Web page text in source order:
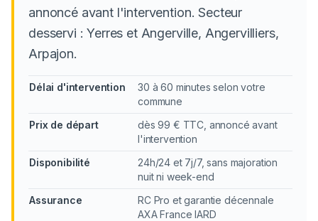
annoncé avant l'intervention. Secteur
desservi : Yerres et Angerville, Angervilliers,
Arpajon.
Délai d'intervention
30 à 60 minutes selon votre
commune
Prix de départ
dès 99 € TTC, annoncé avant
l'intervention
Disponibilité
24h/24 et 7j/7, sans majoration
nuit ni week-end
Assurance
RC Pro et garantie décennale
AXA France IARD